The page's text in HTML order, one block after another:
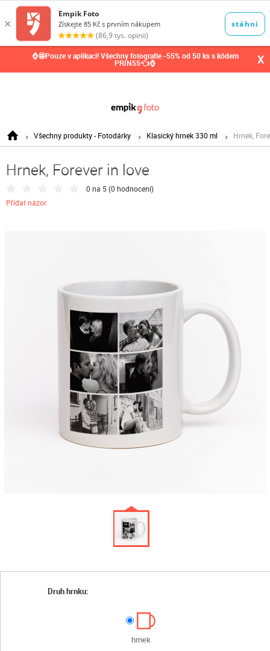
⌚🤩Pouze v aplikaci! Všechny fotografie -55% od 50 ks s kódem
PRIN55👈⌚ X
Všechny produkty - Fotodárky Klasický hrnek 330 ml Hrnek,
Hrnek, Forever in love
0 na 5 (0 hodnocení)
Přidat názor
Druh hrnku:
hrnek